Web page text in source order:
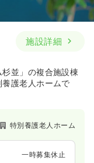
施設詳細
杉並」の複合施設棟
護老人ホームで
特別養護老人ホーム
一時募集休止